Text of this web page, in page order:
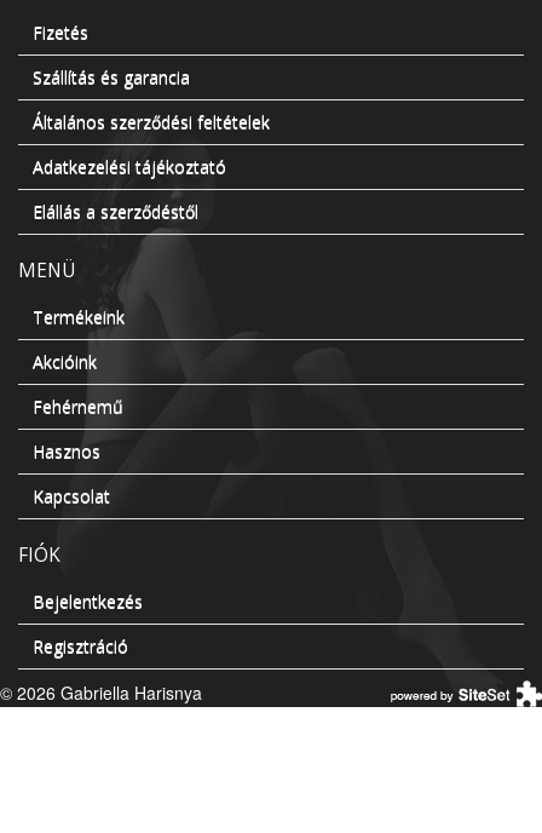
Fizetés
Szállítás és garancia
Általános szerződési feltételek
Adatkezelési tájékoztató
Elállás a szerződéstől
MENÜ
Termékeink
Akcióink
Fehérnemű
Hasznos
Kapcsolat
FIÓK
Bejelentkezés
Regisztráció
© 2026 Gabriella Harisnya